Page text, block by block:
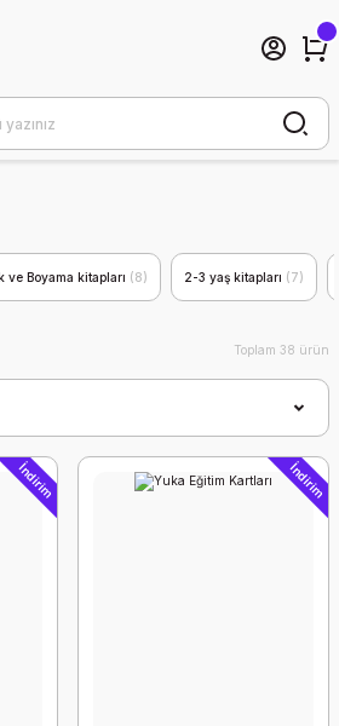
ve Boyama kitapları (8) 2-3 yaş kitapları (7)
Toplam 38 ürün
İndirim İndirim